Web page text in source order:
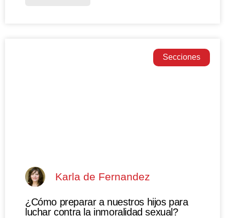
Secciones
Karla de Fernandez
¿Cómo preparar a nuestros hijos para
luchar contra la inmoralidad sexual?